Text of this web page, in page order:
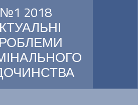
№1 2018